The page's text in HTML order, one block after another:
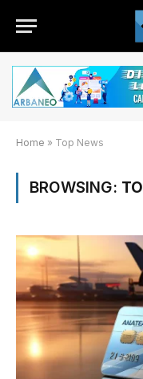
Home » Top News
BROWSING: